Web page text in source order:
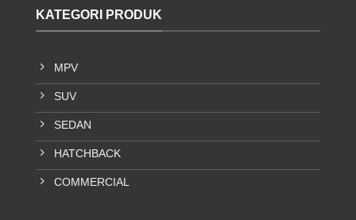
KATEGORI PRODUK
MPV
SUV
SEDAN
HATCHBACK
COMMERCIAL